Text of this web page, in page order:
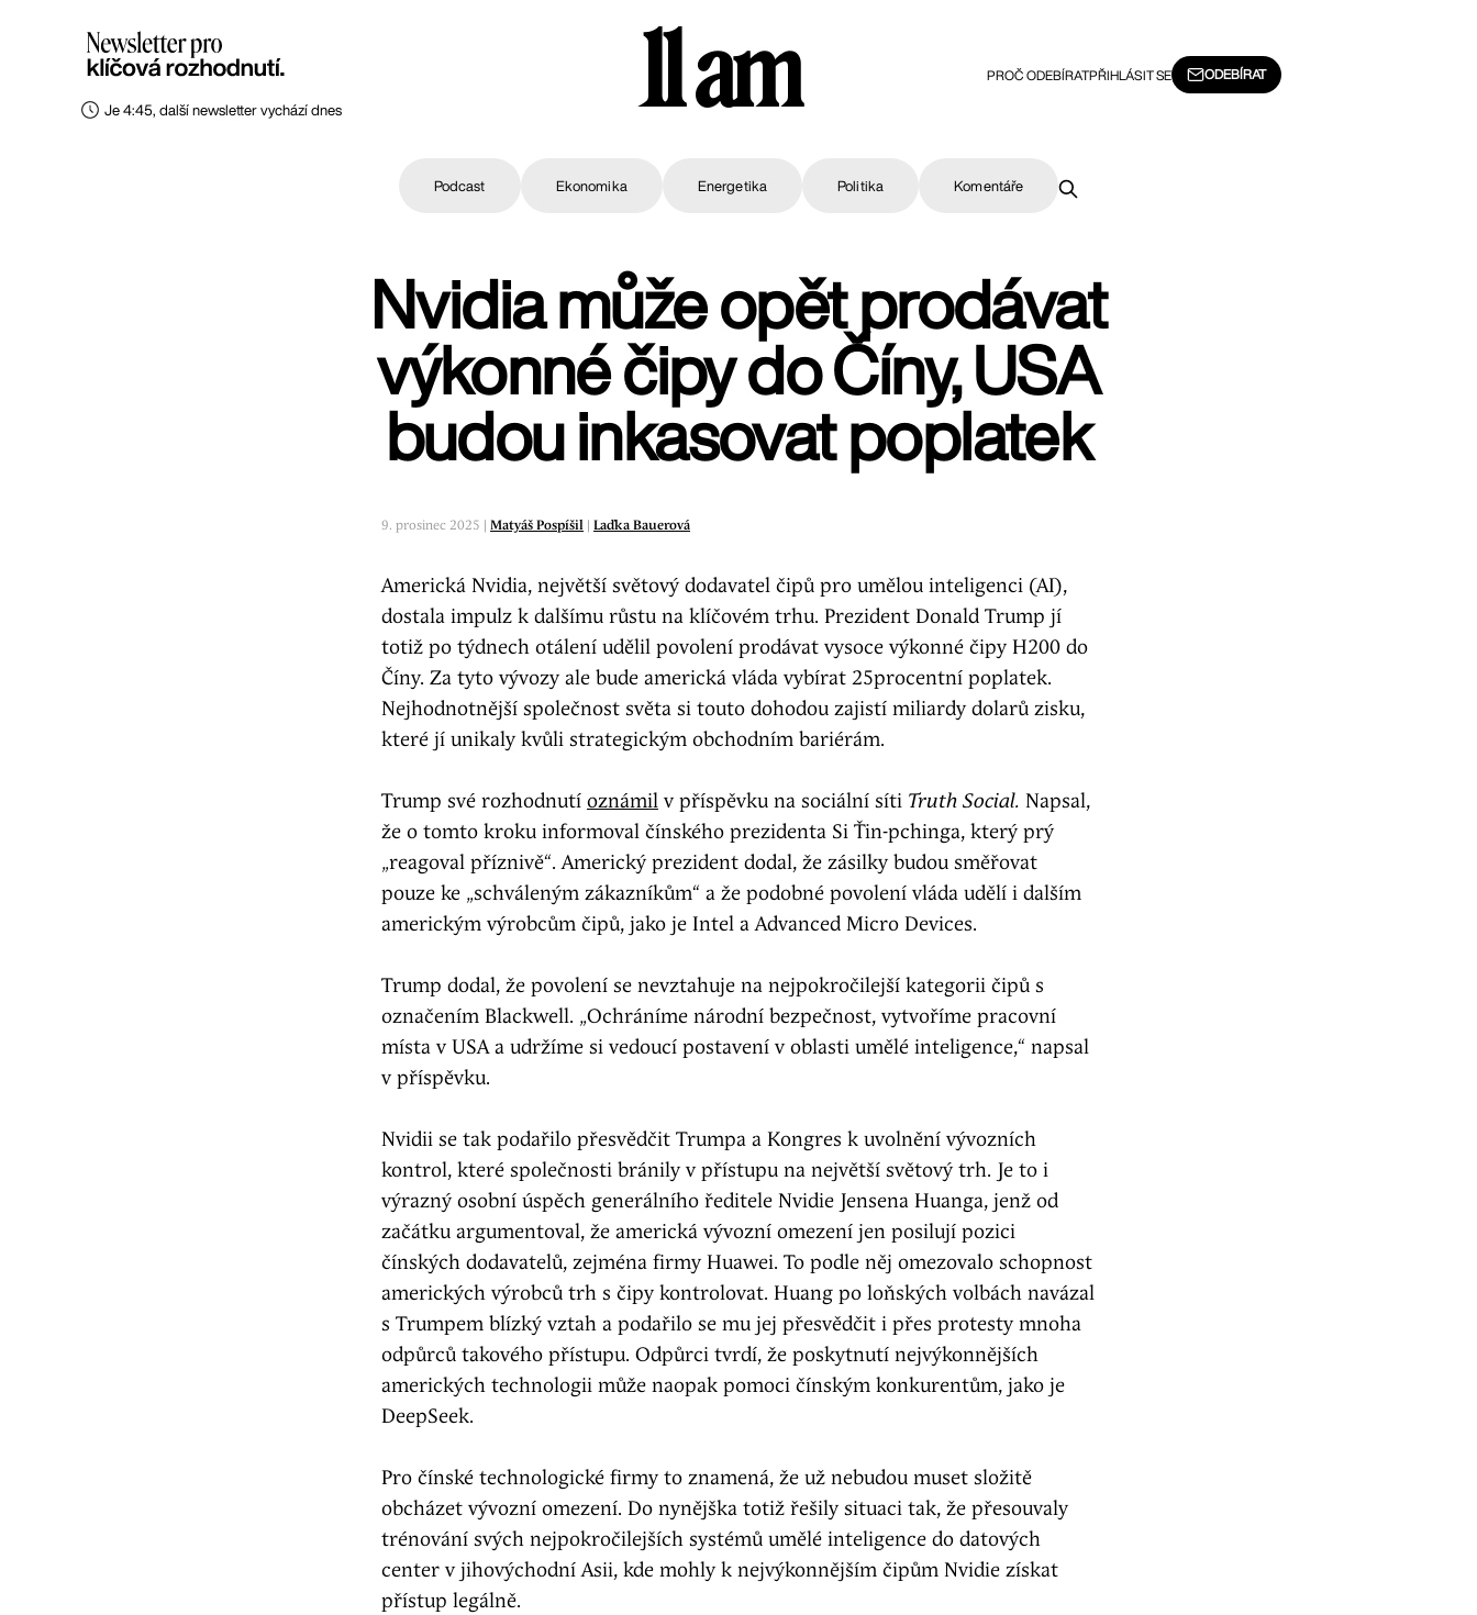
Je 4:45, další newsletter vychází dnes 11 am PROČ ODEBÍRATPŘIHLÁSIT SE ODEBÍRAT
Podcast Ekonomika Energetika Politika Komentáře
Nvidia může opět prodávat
výkonné čipy do Číny, USA
budou inkasovat poplatek
9. prosinec 2025 | Matyáš Pospíšil Laďka Bauerová
Americká Nvidia, největší světový dodavatel čipů pro umělou inteligenci (AI),
dostala impulz k dalšímu růstu na klíčovém trhu. Prezident Donald Trump jí
totiž po týdnech otálení udělil povolení prodávat vysoce výkonné čipy H200 do
Číny. Za tyto vývozy ale bude americká vláda vybírat 25procentní poplatek.
Nejhodnotnější společnost světa si touto dohodou zajistí miliardy dolarů zisku,
které jí unikaly kvůli strategickým obchodním bariérám.
Trump své rozhodnutí oznámil v příspěvku na sociální síti Truth Social. Napsal,
že o tomto kroku informoval čínského prezidenta Si Ťin-pchinga, který prý
„reagoval příznivě“. Americký prezident dodal, že zásilky budou směřovat
pouze ke „schváleným zákazníkům“ a že podobné povolení vláda udělí i dalším
americkým výrobcům čipů, jako je Intel a Advanced Micro Devices.
Trump dodal, že povolení se nevztahuje na nejpokročilejší kategorii čipů s
označením Blackwell. „Ochráníme národní bezpečnost, vytvoříme pracovní
místa v USA a udržíme si vedoucí postavení v oblasti umělé inteligence,“ napsal
v příspěvku.
Nvidii se tak podařilo přesvědčit Trumpa a Kongres k uvolnění vývozních
kontrol, které společnosti bránily v přístupu na největší světový trh. Je to i
výrazný osobní úspěch generálního ředitele Nvidie Jensena Huanga, jenž od
začátku argumentoval, že americká vývozní omezení jen posilují pozici
čínských dodavatelů, zejména firmy Huawei. To podle něj omezovalo schopnost
amerických výrobců trh s čipy kontrolovat. Huang po loňských volbách navázal
s Trumpem blízký vztah a podařilo se mu jej přesvědčit i přes protesty mnoha
odpůrců takového přístupu. Odpůrci tvrdí, že poskytnutí nejvýkonnějších
amerických technologii může naopak pomoci čínským konkurentům, jako je
DeepSeek.
Pro čínské technologické firmy to znamená, že už nebudou muset složitě
obcházet vývozní omezení. Do nynějška totiž řešily situaci tak, že přesouvaly
trénování svých nejpokročilejších systémů umělé inteligence do datových
center v jihovýchodní Asii, kde mohly k nejvýkonnějším čipům Nvidie získat
přístup legálně.